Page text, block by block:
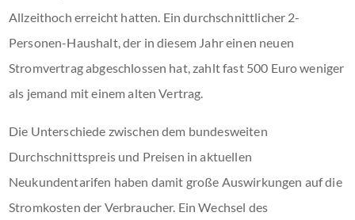
Allzeithoch erreicht hatten. Ein durchschnittlicher 2-
Personen-Haushalt, der in diesem Jahr einen neuen
Stromvertrag abgeschlossen hat, zahlt fast 500 Euro weniger
als jemand mit einem alten Vertrag.
Die Unterschiede zwischen dem bundesweiten
Durchschnittspreis und Preisen in aktuellen
Neukundentarifen haben damit große Auswirkungen auf die
Stromkosten der Verbraucher. Ein Wechsel des